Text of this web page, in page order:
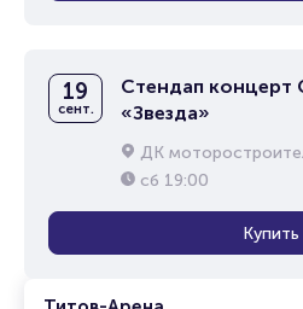
19
сент.
Стендап концерт
«Звезда»
ДК
сб 19:00
Купить